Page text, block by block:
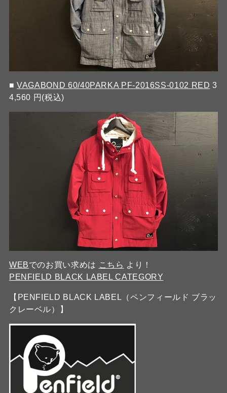
■VAGABOND 60/40PARKA PF-2016SS-0102 RED 3
4,560 円(税込)
WEBでのお買い求めは こちら より！
PENFIELD BLACK LABEL CATEGORY
【PENFIELD BLACK LABEL（ペンフィールド ブラッ
クレーベル）】